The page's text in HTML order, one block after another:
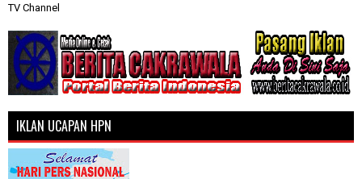
TV Channel
IKLAN UCAPAN HPN